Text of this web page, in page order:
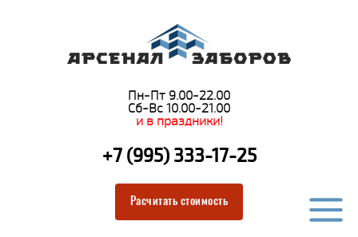
Пн-Пт 9.00-22.00
Сб-Вс 10.00-21.00
и в праздники!
+7 (995) 333-17-25
Расчитать стоимость